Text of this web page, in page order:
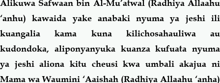
Alikuwa Safwaan bin Al-Mu’atwal (Radhiya Allaahu
‘anhu) kawaida yake anabaki nyuma ya jeshi ili
kuangalia kama kuna kilichosahauliwa au
kudondoka, aliponyanyuka kuanza kufuata nyuma
ya jeshi aliona kitu cheusi kwa umbali akajua ni
Mama wa Waumini ‘Aaishah (Radhiya Allaahu ‘anha)